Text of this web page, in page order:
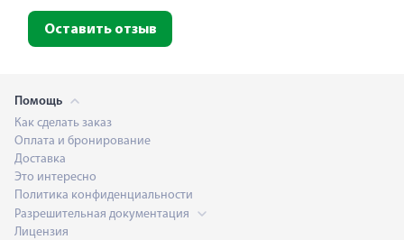
Оставить отзыв
Помощь
Как сделать заказ
Оплата и бронирование
Доставка
Это интересно
Политика конфиденциальности
Разрешительная документация
Лицензия